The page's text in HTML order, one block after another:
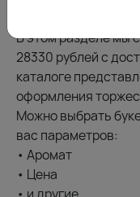
В этом разделе мы
28330 рублей с
каталоге
оформления
Можно выбрать
вас параметров:
• Аромат
• Цена